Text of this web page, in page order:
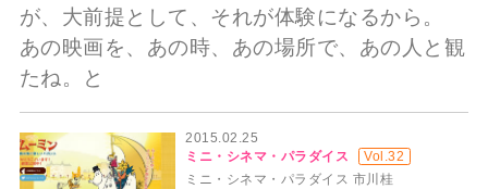
が、大前提として、それが体験になるから。
あの映画を、あの時、あの場所で、あの人と観
たね。と
2015.02.25
ミニ・シネマ・パラダイス
Vol.32
ミニ・シネマ・パラダイス 市川桂